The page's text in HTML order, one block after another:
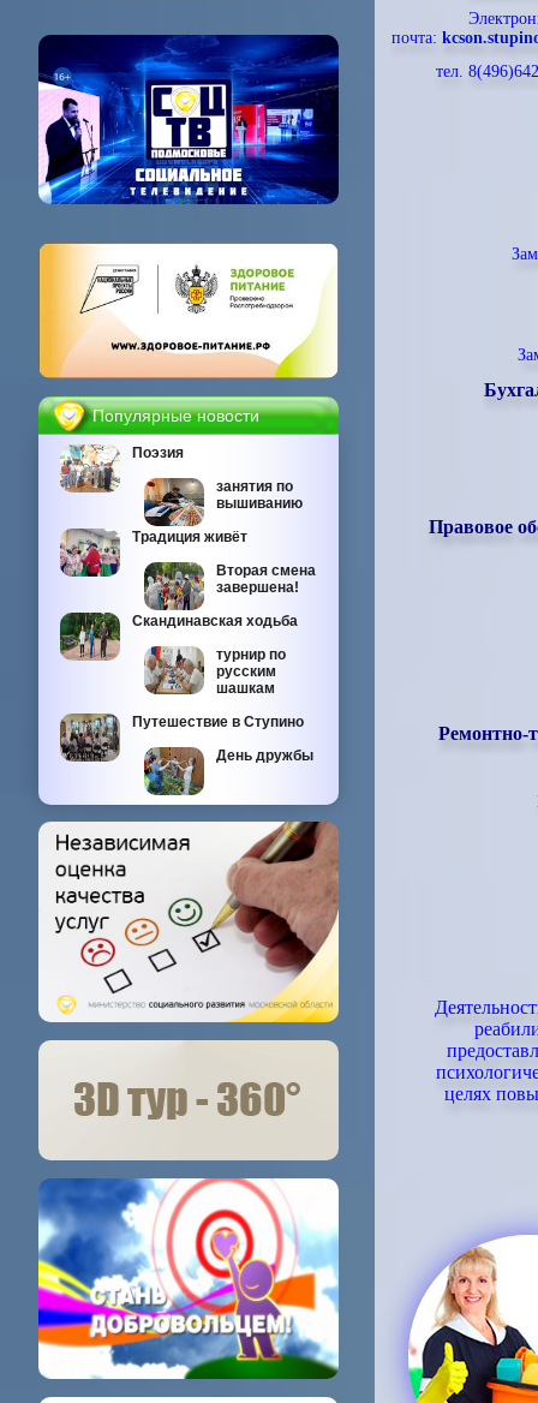
Популярные новости
Поэзия
занятия по
вышиванию
Традиция живёт
Вторая смена
завершена!
Скандинавская ходьба
турнир по
русским
шашкам
Путешествие в Ступино
День дружбы
почта:
тел.
Правовое
Ремонтно-
целях